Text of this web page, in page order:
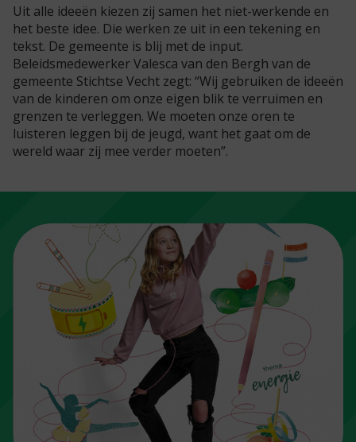
Uit alle ideeën kiezen zij samen het niet-werkende en
het beste idee. Die werken ze uit in een tekening en
tekst. De gemeente is blij met de input.
Beleidsmedewerker Valesca van den Bergh van de
gemeente Stichtse Vecht zegt: “Wij gebruiken de ideeën
van de kinderen om onze eigen blik te verruimen en
grenzen te verleggen. We moeten onze oren te
luisteren leggen bij de jeugd, want het gaat om de
wereld waar zij mee verder moeten”.